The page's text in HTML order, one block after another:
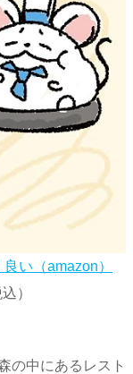
い（amazon）
）
の中にあるレスト